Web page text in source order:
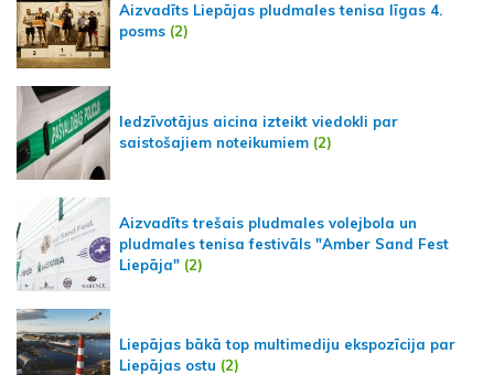
Aizvadīts Liepājas pludmales tenisa līgas 4.
posms (2)
Iedzīvotājus aicina izteikt viedokli par
saistošajiem noteikumiem (2)
Aizvadīts trešais pludmales volejbola un
pludmales tenisa festivāls "Amber Sand Fest
Liepāja" (2)
Liepājas bākā top multimediju ekspozīcija par
Liepājas ostu (2)